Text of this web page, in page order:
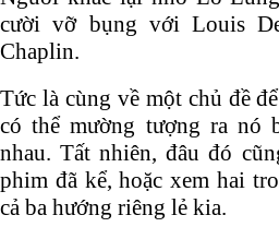
cười vỡ bụng với Louis
Chaplin.
Tức là cùng về một chủ đề
có thể mường tượng ra nó
nhau. Tất nhiên, đâu đó
phim đã kể, hoặc xem hai
cả ba hướng riêng lẻ kia.